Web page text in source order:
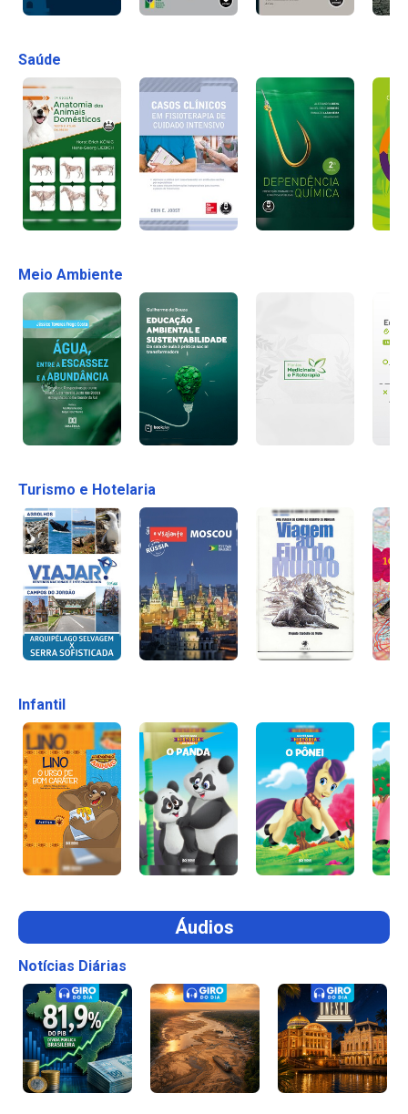
Saúde
Meio Ambiente
Turismo e Hotelaria
Infantil
Áudios
Notícias Diárias